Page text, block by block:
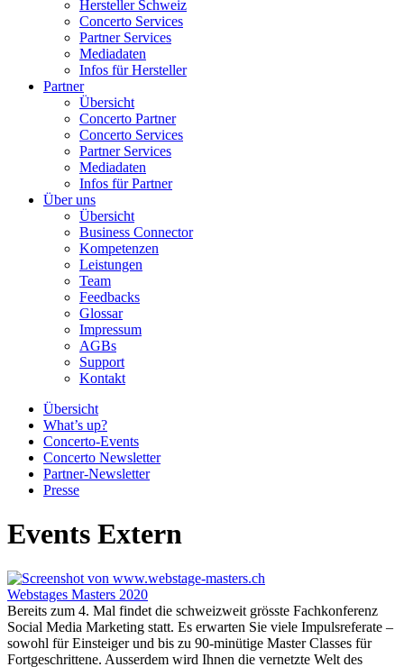
Hersteller Schweiz
Concerto Services
Partner Services
Mediadaten
Infos für Hersteller
Partner
Übersicht
Concerto Partner
Concerto Services
Partner Services
Mediadaten
Infos für Partner
Über uns
Übersicht
Business Connector
Kompetenzen
Leistungen
Team
Feedbacks
Glossar
Impressum
AGBs
Support
Kontakt
Übersicht
What’s up?
Concerto-Events
Concerto Newsletter
Partner-Newsletter
Presse
Events Extern
Webstages Masters 2020
Bereits zum 4. Mal findet die schweizweit grösste Fachkonferenz
Social Media Marketing statt. Es erwarten Sie viele Impulsreferate –
sowohl für Einsteiger und bis zu 90-minütige Master Classes für
Fortgeschrittene. Ausserdem wird Ihnen die vernetzte Welt des